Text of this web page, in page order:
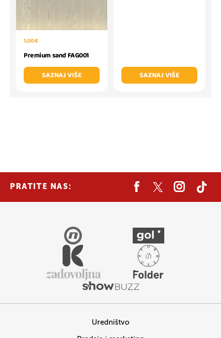
1,00 €
Premium sand FAG001
SAZNAJ VIŠE
SAZNAJ VIŠE
PRATITE NAS:
Uredništvo